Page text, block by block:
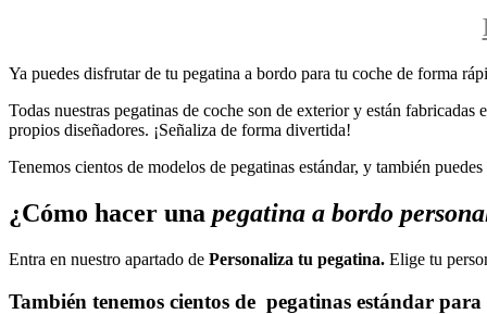
Ya puedes disfrutar de tu pegatina a bordo para tu coche de forma
Todas nuestras pegatinas de coche son de exterior y están
propios diseñadores. ¡Señaliza de forma divertida!
Tenemos cientos de modelos de pegatinas estándar, y también
¿Cómo hacer una pegatina a bordo
Entra en nuestro apartado de Personaliza tu pegatina. Elige tu
También tenemos cientos de pegatinas estándar para